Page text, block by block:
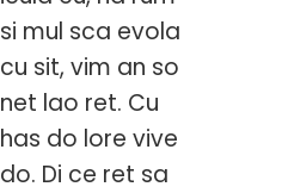
si mul sca evola
cu sit, vim an so
net lao ret. Cu
has do lore vive
do. Di ce ret sa